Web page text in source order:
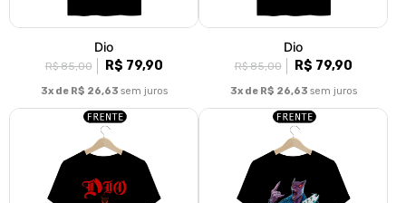
Dio
R$ 85,00 R$ 79,90
3x de R$ 26,63 sem juros
Dio
R$ 85,00 R$ 79,90
3x de R$ 26,63 sem juros